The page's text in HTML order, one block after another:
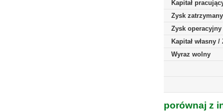
Kapitał
Zysk
Zysk operacyjny
Kapitał własny
Wyraz wolny
porównaj z